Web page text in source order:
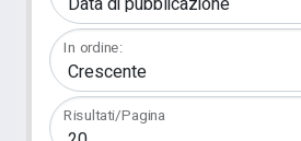
In ordine:
Risultati/Pagina